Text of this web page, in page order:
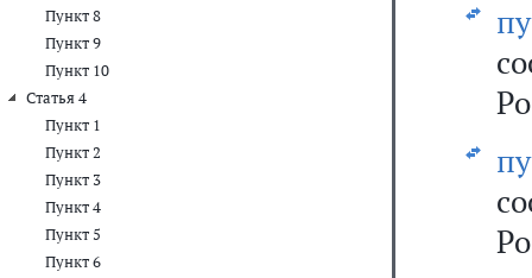
Пункт 8
Пункт 9
Пункт 10
Статья 4
Пункт 1
Пункт 2
Пункт 3
Пункт 4
Пункт 5
Пункт 6